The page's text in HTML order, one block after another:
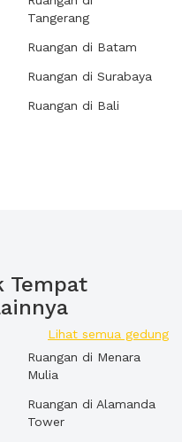
Tangerang
Ruangan di Batam
Ruangan di Surabaya
Ruangan di Bali
Tempat
Lihat semua gedung
Ruangan di Menara
Mulia
Ruangan di Alamanda
Tower